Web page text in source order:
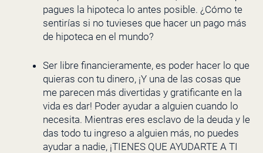
pagues la hipoteca lo antes posible. ¿Cómo te
sentirías si no tuvieses que hacer un pago más
de hipoteca en el mundo?
Ser libre financieramente, es poder hacer lo que
quieras con tu dinero, ¡Y una de las cosas que
me parecen más divertidas y gratificante en la
vida es dar! Poder ayudar a alguien cuando lo
necesita. Mientras eres esclavo de la deuda y le
das todo tu ingreso a alguien más, no puedes
ayudar a nadie, ¡TIENES QUE AYUDARTE A TI